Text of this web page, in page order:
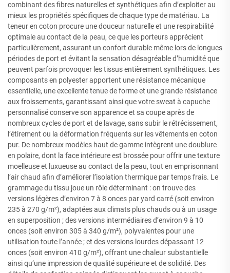
combinant des fibres naturelles et synthétiques afin d’exploiter au
mieux les propriétés spécifiques de chaque type de matériau. La
teneur en coton procure une douceur naturelle et une respirabilité
optimale au contact de la peau, ce que les porteurs apprécient
particulièrement, assurant un confort durable même lors de longues
périodes de port et évitant la sensation désagréable d’humidité que
peuvent parfois provoquer les tissus entièrement synthétiques. Les
composants en polyester apportent une résistance mécanique
essentielle, une excellente tenue de forme et une grande résistance
aux froissements, garantissant ainsi que votre sweat à capuche
personnalisé conserve son apparence et sa coupe après de
nombreux cycles de port et de lavage, sans subir le rétrécissement,
l’étirement ou la déformation fréquents sur les vêtements en coton
pur. De nombreux modèles haut de gamme intègrent une doublure
en polaire, dont la face intérieure est brossée pour offrir une texture
moelleuse et luxueuse au contact de la peau, tout en emprisonnant
l’air chaud afin d’améliorer l’isolation thermique par temps frais. Le
grammage du tissu joue un rôle déterminant : on trouve des
versions légères d’environ 7 à 8 onces par yard carré (soit environ
235 à 270 g/m²), adaptées aux climats plus chauds ou à un usage
en superposition ; des versions intermédiaires d’environ 9 à 10
onces (soit environ 305 à 340 g/m²), polyvalentes pour une
utilisation toute l’année ; et des versions lourdes dépassant 12
onces (soit environ 410 g/m²), offrant une chaleur substantielle
ainsi qu’une impression de qualité supérieure et de solidité. Des